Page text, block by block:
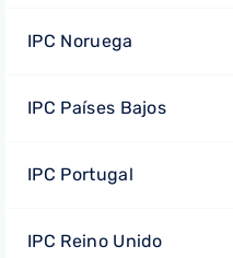
IPC Noruega
IPC Países Bajos
IPC Portugal
IPC Reino Unido